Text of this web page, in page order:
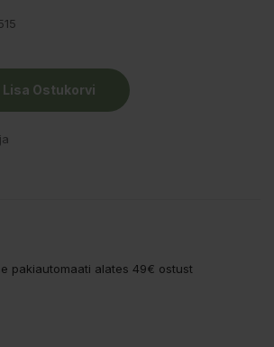
Lisa Ostukorvi
pakiautomaati alates 49€ ostust